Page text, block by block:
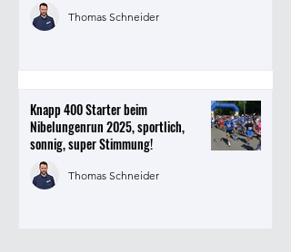
Thomas Schneider
Knapp 400 Starter beim
Nibelungenrun 2025, sportlich,
sonnig, super Stimmung!
Thomas Schneider